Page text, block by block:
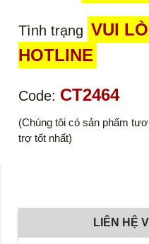
Tình trạng VUI
HOTLINE
Code: CT2464
(Chúng tôi có sản phẩm
trợ tốt nhất)
LIÊN HỆ